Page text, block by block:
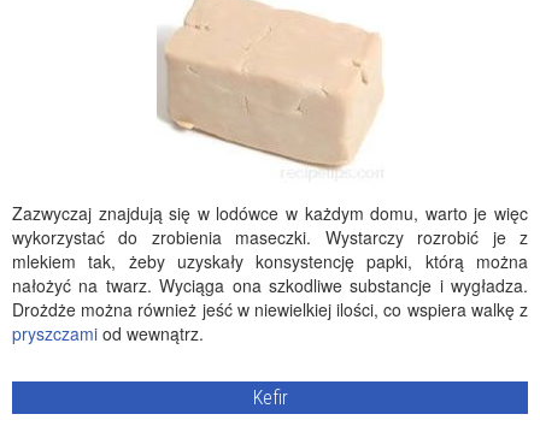
Zazwyczaj znajdują się w lodówce w każdym domu, warto je więc
wykorzystać do zrobienia maseczki. Wystarczy rozrobić je z
mlekiem tak, żeby uzyskały konsystencję papki, którą można
nałożyć na twarz. Wyciąga ona szkodliwe substancje i wygładza.
Drożdże można również jeść w niewielkiej ilości, co wspiera walkę z
pryszczami od wewnątrz.
Kefir